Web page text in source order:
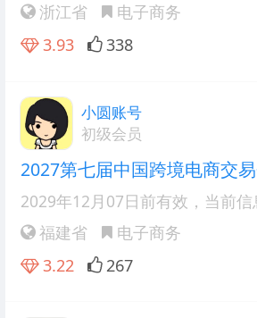
浙江省
电子商务
3.93
338
小圆账号
初级会员
2027第七届中国跨境电商交
2029年12月07日前有效 ，当前
福建省
电子商务
3.22
267